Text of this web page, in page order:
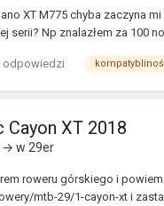
XT M775 chyba zaczyna
serii? Np znalazłem za 100
odpowiedzi
XT 2018
→ w 29er
roweru górskiego i
mtb-29/1-cayon-xt i